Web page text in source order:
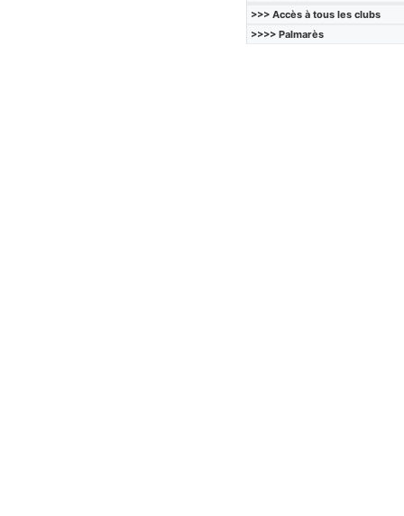
>>> Accès à tous les clubs
>>>> Palmarès